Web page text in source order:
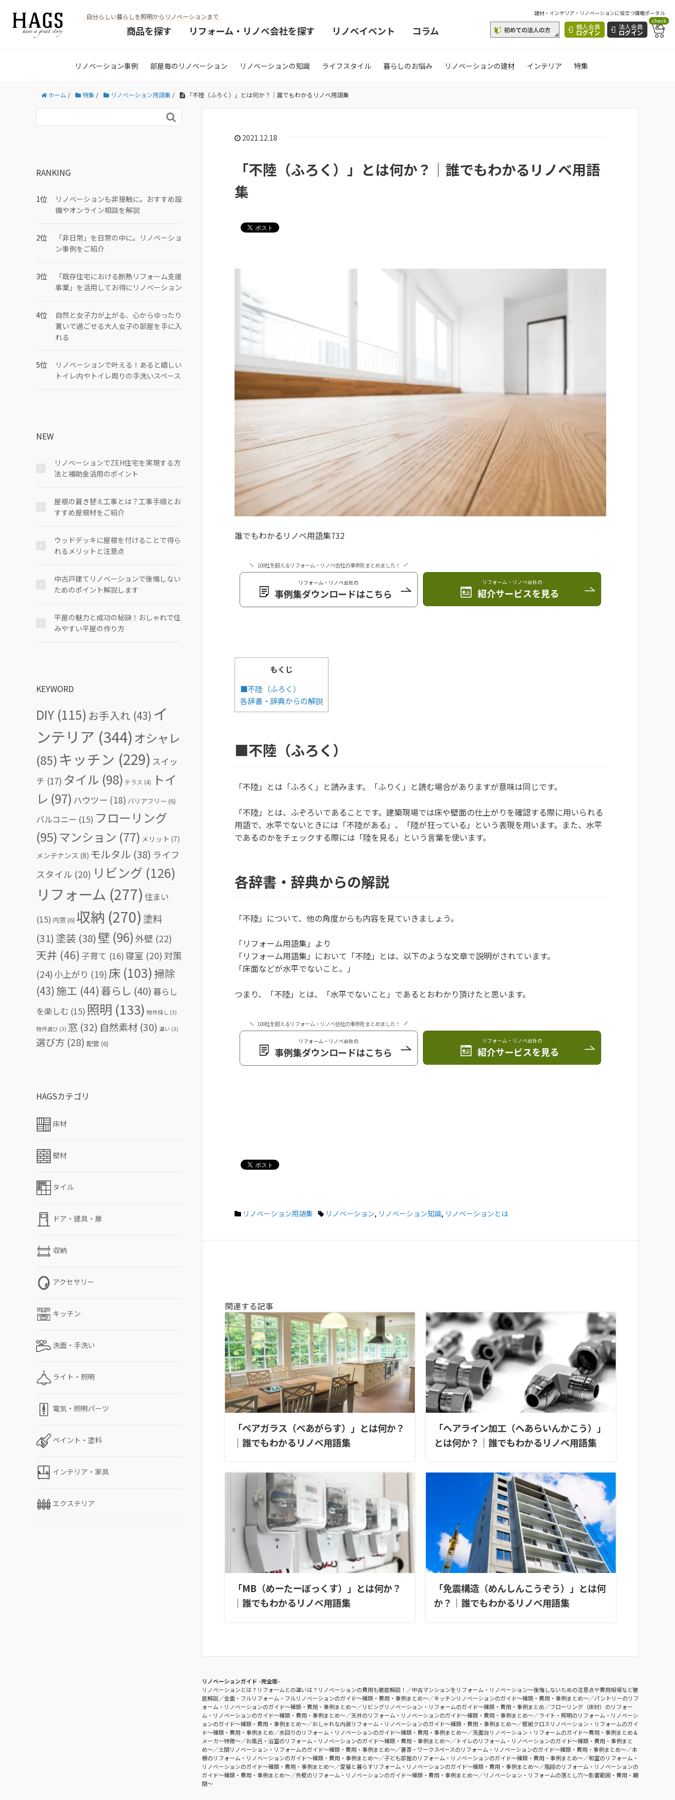
自分らしい暮らしを照明からリノベーションまで
商品を探す リフォーム・リノベ会社を探す リノベイベント コラム
建材・インテリア・リノベーションに役立つ情報ポータル
個人会員
ログイン
法人会員
ログイン
check
リノベーション事例 部屋毎のリノベーション リノベーションの知識 ライフスタイル 暮らしのお悩み リノベーションの建材 インテリア 特集
ホーム / 特集 / リノベーション用語集 / 「不陸（ふろく）」とは何か？｜誰でもわかるリノベ用語集
2021.12.18
「不陸（ふろく）」とは何か？｜誰でもわかるリノベ用語
集
誰でもわかるリノベ用語集732
100社を超えるリフォーム・リノベ会社の事例をまとめました！
リフォーム・リノベ会社の
事例集ダウンロードはこちら
リフォーム・リノベ会社の
紹介サービスを見る
もくじ
■不陸（ふろく）
各辞書・辞典からの解説
■不陸（ふろく）
「不陸」とは「ふろく」と読みます。「ふりく」と読む場合がありますが意味は同じです。
「不陸」とは、ふぞろいであることです。建築現場では床や壁面の仕上がりを確認する際に用いられる
用語で、水平でないときには「不陸がある」、「陸が狂っている」という表現を用います。また、水平
であるのかをチェックする際には「陸を見る」という言葉を使います。
各辞書・辞典からの解説
「不陸」について、他の角度からも内容を見ていきましょう。
「リフォーム用語集」より
「リフォーム用語集」において「不陸」とは、以下のような文章で説明がされています。
「床面などが水平でないこと。」
つまり、「不陸」とは、「水平でないこと」であるとおわかり頂けたと思います。
100社を超えるリフォーム・リノベ会社の事例をまとめました！
リフォーム・リノベ会社の
事例集ダウンロードはこちら
リフォーム・リノベ会社の
紹介サービスを見る
リノベーション用語集 リノベーション, リノベーション知識, リノベーションとは
関連する記事
「ペアガラス（ぺあがらす）」とは何か？
｜誰でもわかるリノベ用語集
「ヘアライン加工（へあらいんかこう）」
とは何か？｜誰でもわかるリノベ用語集
「MB（めーたーぼっくす）」とは何か？
｜誰でもわかるリノベ用語集
「免震構造（めんしんこうぞう）」とは何
か？｜誰でもわかるリノベ用語集
リノベーションガイド -完全版-
リノベーションとは？リフォームとの違いは？リノベーションの費用も徹底解説！
中古マンションをリフォーム・リノベーション〜後悔しないための注意点や費用相場など徹
底解説
全面・フルリフォーム・フルリノベーションのガイド〜種類・費用・事例まとめ〜 キッチンリノベーションのガイド〜種類・費用・事例まとめ〜
パントリーのリフ
ォーム・リノベーションのガイド〜種類・費用・事例まとめ〜
リビングリノベーション・リフォームのガイド〜種類・費用・事例まとめ
フローリング（床材）のリフォー
ム・リノベーションのガイド〜種類・費用・事例まとめ〜
天井のリフォーム・リノベーションのガイド〜種類・費用・事例まとめ〜
ライト・照明のリフォーム・リノベーシ
ョンのガイド〜種類・費用・事例まとめ〜
おしゃれな内装リフォーム・リノベーションのガイド〜種類・費用・事例まとめ〜
壁紙クロスリノベーション・リフォームのガイ
ド〜種類・費用・事例まとめ
水回りのリフォーム・リノベーションのガイド〜種類・費用・事例まとめ〜
洗面台リノベーション・リフォームのガイド〜費用・事例まとめ＆
メーカー特徴〜
お風呂・浴室のリフォーム・リノベーションのガイド〜種類・費用・事例まとめ〜
トイレのリフォーム・リノベーションのガイド〜種類・費用・事例まと
め〜
土間リノベーション・リフォームのガイド〜種類・費用・事例まとめ〜 書斎・ワークスペースのリフォーム・リノベーションのガイド〜種類・費用・事例まとめ〜
本
棚のリフォーム・リノベーションのガイド〜種類・費用・事例まとめ〜
子ども部屋のリフォーム・リノベーションのガイド〜種類・費用・事例まとめ〜
和室のリフォーム・
リノベーションのガイド〜種類・費用・事例まとめ〜
愛猫と暮らすリフォーム・リノベーションのガイド〜種類・費用・事例まとめ〜
階段のリフォーム・リノベーションの
ガイド〜種類・費用・事例まとめ〜
外壁のリフォーム・リノベーションのガイド〜種類・費用・事例まとめ〜
リノベーション・リフォームの落とし穴～影響範囲・費用・期
間～

RANKING
リノベーションも非接触に。おすすめ設
備やオンライン相談を解説
「非日常」を日常の中に。リノベーショ
ン事例をご紹介
「既存住宅における断熱リフォーム支援
事業」を活用してお得にリノベーション
自然と女子力が上がる、心からゆったり
寛いで過ごせる大人女子の部屋を手に入
れる
リノベーションで叶える！あると嬉しい
トイレ内やトイレ周りの手洗いスペース
NEW
リノベーションでZEH住宅を実現する方
法と補助金活用のポイント
屋根の葺き替え工事とは？工事手順とお
すすめ屋根材をご紹介
ウッドデッキに屋根を付けることで得ら
れるメリットと注意点
中古戸建てリノベーションで後悔しない
ためのポイント解説します
平屋の魅力と成功の秘訣！おしゃれで住
みやすい平屋の作り方
KEYWORD
DIY (115) お手入れ (43) イ
ンテリア (344) オシャレ
(85) キッチン (229) スイッ
チ (17) タイル (98) テラス (4)
トイ
レ (97) ハウツー (18) バリアフリー (6)
バルコニー (15) フローリング
(95)マンション (77) メリット (7)
メンテナンス (8) モルタル (38) ライフ
スタイル (20) リビング (126)
リフォーム (277) 住まい
(15) 内窓(6) 収納 (270) 塗料
(31) 塗装 (38) 壁 (96)外壁 (22)
天井 (46) 子育て (16)寝室 (20) 対策
(24)小上がり (19) 床 (103)掃除
(43) 施工 (44) 暮らし (40) 暮らし
を楽しむ (15) 照明 (133) 物件探し (3)
物件選び (3) 窓 (32) 自然素材 (30) 違い (3)
選び方 (28) 配管(6)
HAGSカテゴリ
床材
壁材
タイル
ドア・建具・扉
収納
アクセサリー
キッチン
洗面・手洗い
ライト・照明
電気・照明パーツ
ペイント・塗料
インテリア・家具
エクステリア